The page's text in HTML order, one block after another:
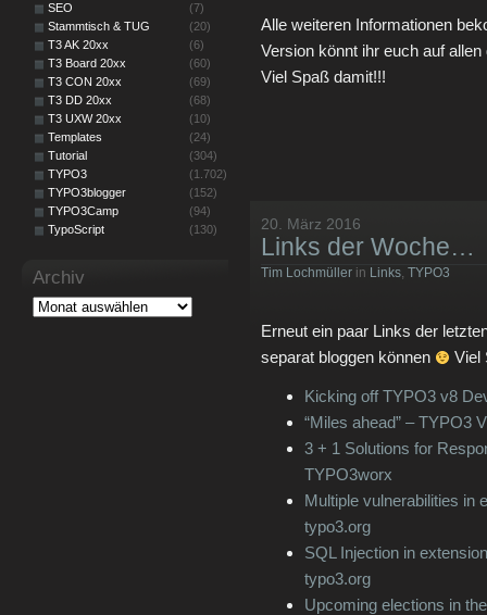
Alle weiteren Informationen
Version könnt ihr euch auf
Viel Spaß damit!!!
20. März 2016
Links der Woche…
Tim Lochmüller in Links, TYPO3
Erneut ein paar Links der
separat bloggen können
Viel
Kicking off TYPO3 v8
“Miles ahead” – TYPO3
3 + 1 Solutions for
TYPO3worx
Multiple vulnerabilities in
typo3.org
SQL Injection in
typo3.org
Upcoming elections in
SEO
(7)
Stammtisch & TUG
(20)
T3 AK 20xx
(6)
T3 Board 20xx
(60)
T3 CON 20xx
(69)
T3 DD 20xx
(68)
T3 UXW 20xx
(10)
Templates
(24)
Tutorial
(304)
TYPO3
(1.702)
TYPO3blogger
(152)
TYPO3Camp
(94)
TypoScript
(130)
Archiv